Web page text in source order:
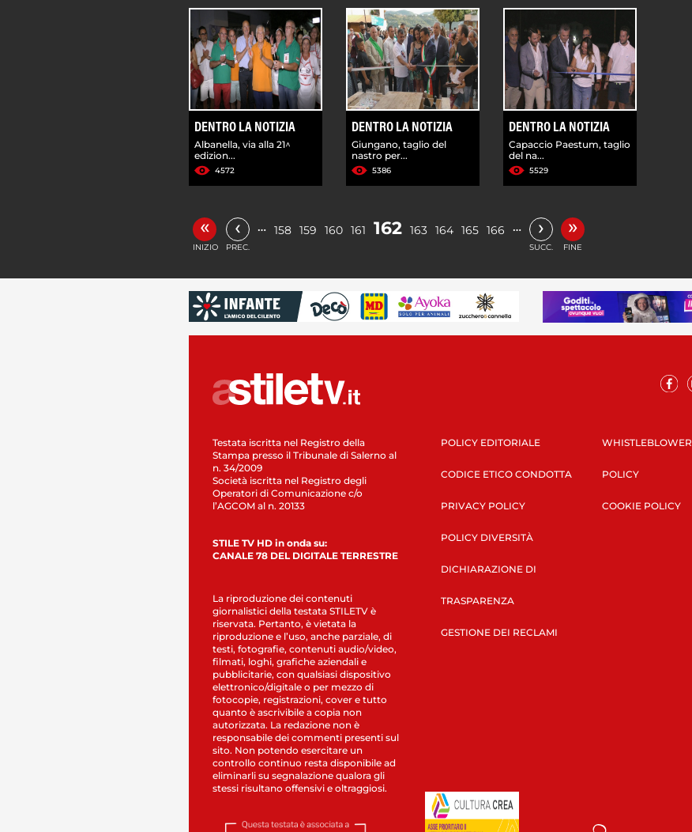
DENTRO LA NOTIZIA
Albanella, via alla 21^
edizion...
4572
DENTRO LA NOTIZIA
Giungano, taglio del
nastro per...
5386
DENTRO LA NOTIZIA
Capaccio Paestum, taglio
del na...
5529
«
INIZIO
‹
PREC.
… 158 159 160 161 162 163 164 165 166 … ›
SUCC.
»
FINE
Testata iscritta nel Registro della
Stampa presso il Tribunale di Salerno al
n. 34/2009
Società iscritta nel Registro degli
Operatori di Comunicazione c/o
l’AGCOM al n. 20133
STILE TV HD in onda su:
CANALE 78 DEL DIGITALE TERRESTRE
La riproduzione dei contenuti
giornalistici della testata STILETV è
riservata. Pertanto, è vietata la
riproduzione e l’uso, anche parziale, di
testi, fotografie, contenuti audio/video,
filmati, loghi, grafiche aziendali e
pubblicitarie, con qualsiasi dispositivo
elettronico/digitale o per mezzo di
fotocopie, registrazioni, cover e tutto
quanto è ascrivibile a copia non
autorizzata. La redazione non è
responsabile dei commenti presenti sul
sito. Non potendo esercitare un
controllo continuo resta disponibile ad
eliminarli su segnalazione qualora gli
stessi risultano offensivi e oltraggiosi.
POLICY EDITORIALE
CODICE ETICO CONDOTTA
PRIVACY POLICY
POLICY DIVERSITÀ
DICHIARAZIONE DI
TRASPARENZA
GESTIONE DEI RECLAMI
WHISTLEBLOWER
POLICY
COOKIE POLICY